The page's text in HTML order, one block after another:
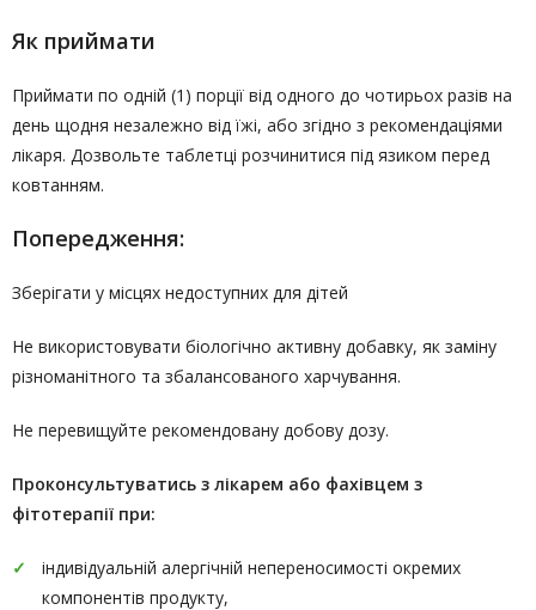
Як приймати
Приймати по одній (1) порції від одного до чотирьох разів на
день щодня незалежно від їжі, або згідно з рекомендаціями
лікаря. Дозвольте таблетці розчинитися під язиком перед
ковтанням.
Попередження:
Зберігати у місцях недоступних для дітей
Не використовувати біологічно активну добавку, як заміну
різноманітного та збалансованого харчування.
Не перевищуйте рекомендовану добову дозу.
Проконсультуватись з лікарем або фахівцем з
фітотерапії при:
індивідуальній алергічній непереносимості окремих
компонентів продукту,